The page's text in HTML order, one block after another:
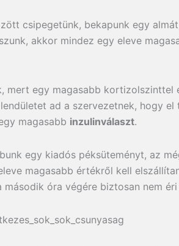
csipegetünk, bekapunk egy
akkor mindez egy eleve
mert egy magasabb kortizolszinttel
ad a szervezetnek, hogy
magasabb inzulinválaszt.
egy kiadós péksüteményt, az
magasabb értékről kell
óra végére biztosan nem